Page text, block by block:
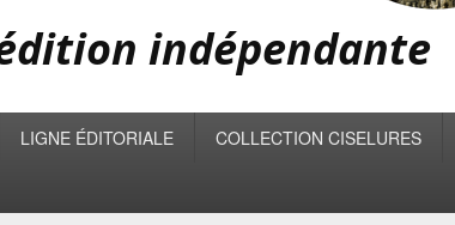
indépendante
LIGNE ÉDITORIALE COLLECTION CISELURES